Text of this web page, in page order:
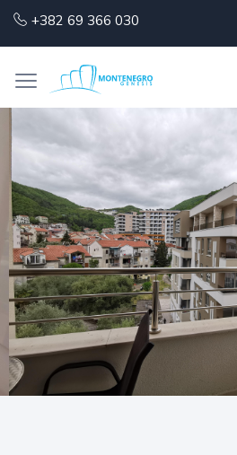
+382 69 366 030